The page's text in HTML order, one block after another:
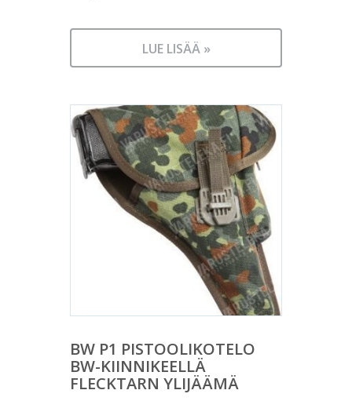
LUE LISÄÄ »
BW P1 PISTOOLIKOTELO
BW-KIINNIKEELLÄ
FLECKTARN YLIJÄÄMÄ